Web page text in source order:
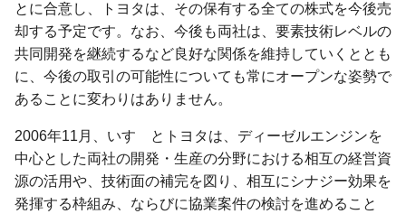
とに合意し、トヨタは、その保有する全ての株式を今後売
却する予定です。なお、今後も両社は、要素技術レベルの
共同開発を継続するなど良好な関係を維持していくととも
に、今後の取引の可能性についても常にオープンな姿勢で
あることに変わりはありません。
2006年11月、いすゞとトヨタは、ディーゼルエンジンを
中心とした両社の開発・生産の分野における相互の経営資
源の活用や、技術面の補完を図り、相互にシナジー効果を
発揮する枠組み、ならびに協業案件の検討を進めること